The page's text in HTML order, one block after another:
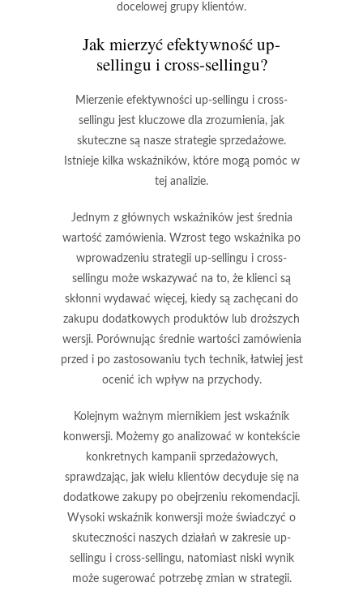
docelowej grupy klientów.
Jak mierzyć efektywność up-
sellingu i cross-sellingu?
Mierzenie efektywności up-sellingu i cross-
sellingu jest kluczowe dla zrozumienia, jak
skuteczne są nasze strategie sprzedażowe.
Istnieje kilka wskaźników, które mogą pomóc w
tej analizie.
Jednym z głównych wskaźników jest średnia
wartość zamówienia. Wzrost tego wskaźnika po
wprowadzeniu strategii up-sellingu i cross-
sellingu może wskazywać na to, że klienci są
skłonni wydawać więcej, kiedy są zachęcani do
zakupu dodatkowych produktów lub droższych
wersji. Porównując średnie wartości zamówienia
przed i po zastosowaniu tych technik, łatwiej jest
ocenić ich wpływ na przychody.
Kolejnym ważnym miernikiem jest wskaźnik
konwersji. Możemy go analizować w kontekście
konkretnych kampanii sprzedażowych,
sprawdzając, jak wielu klientów decyduje się na
dodatkowe zakupy po obejrzeniu rekomendacji.
Wysoki wskaźnik konwersji może świadczyć o
skuteczności naszych działań w zakresie up-
sellingu i cross-sellingu, natomiast niski wynik
może sugerować potrzebę zmian w strategii.